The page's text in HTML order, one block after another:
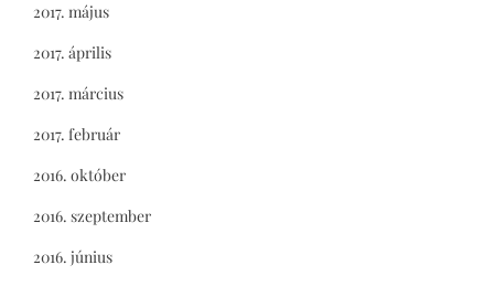
2017. május
2017. április
2017. március
2017. február
2016. október
2016. szeptember
2016. június